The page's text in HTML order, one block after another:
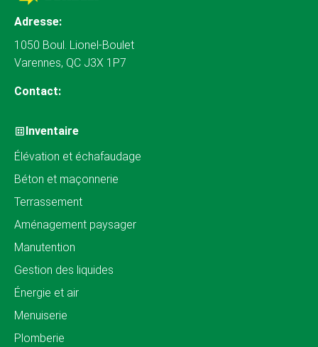
Adresse:
1050 Boul. Lionel-Boulet
Varennes, QC J3X 1P7
Contact:
Inventaire
Élévation et échafaudage
Béton et maçonnerie
Terrassement
Aménagement paysager
Manutention
Gestion des liquides
Énergie et air
Menuiserie
Plomberie